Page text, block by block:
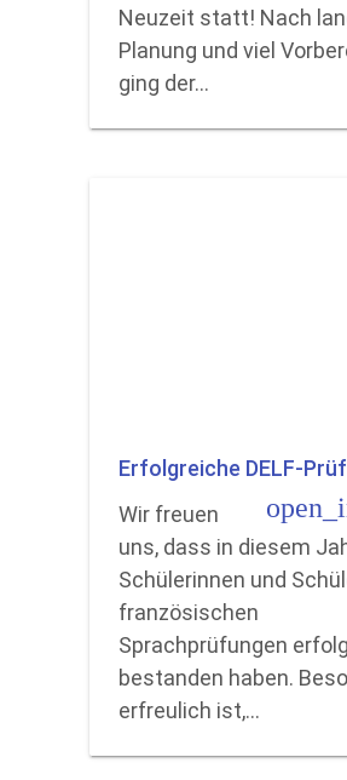
Neuzeit statt! Nach
Planung und viel
ging der…
Erfolgreiche DELF-
Wir freuen
uns, dass in diesem
Schülerinnen und
französischen
Sprachprüfungen
bestanden haben.
erfreulich ist,…